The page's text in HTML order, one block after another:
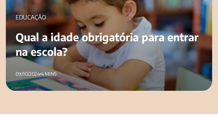
EDUCAÇÃO
Qual a idade obrigatória para entrar
na escola?
09/10/20244 MINS